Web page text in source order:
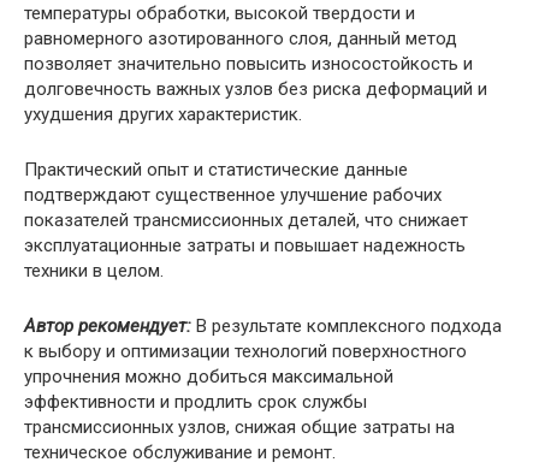
температуры обработки, высокой твердости и
равномерного азотированного слоя, данный метод
позволяет значительно повысить износостойкость и
долговечность важных узлов без риска деформаций и
ухудшения других характеристик.
Практический опыт и статистические данные
подтверждают существенное улучшение рабочих
показателей трансмиссионных деталей, что снижает
эксплуатационные затраты и повышает надежность
техники в целом.
Автор рекомендует: В результате комплексного подхода
к выбору и оптимизации технологий поверхностного
упрочнения можно добиться максимальной
эффективности и продлить срок службы
трансмиссионных узлов, снижая общие затраты на
техническое обслуживание и ремонт.